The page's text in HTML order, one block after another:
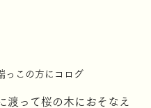
っこの方にコログ
渡って桜の木におそなえ